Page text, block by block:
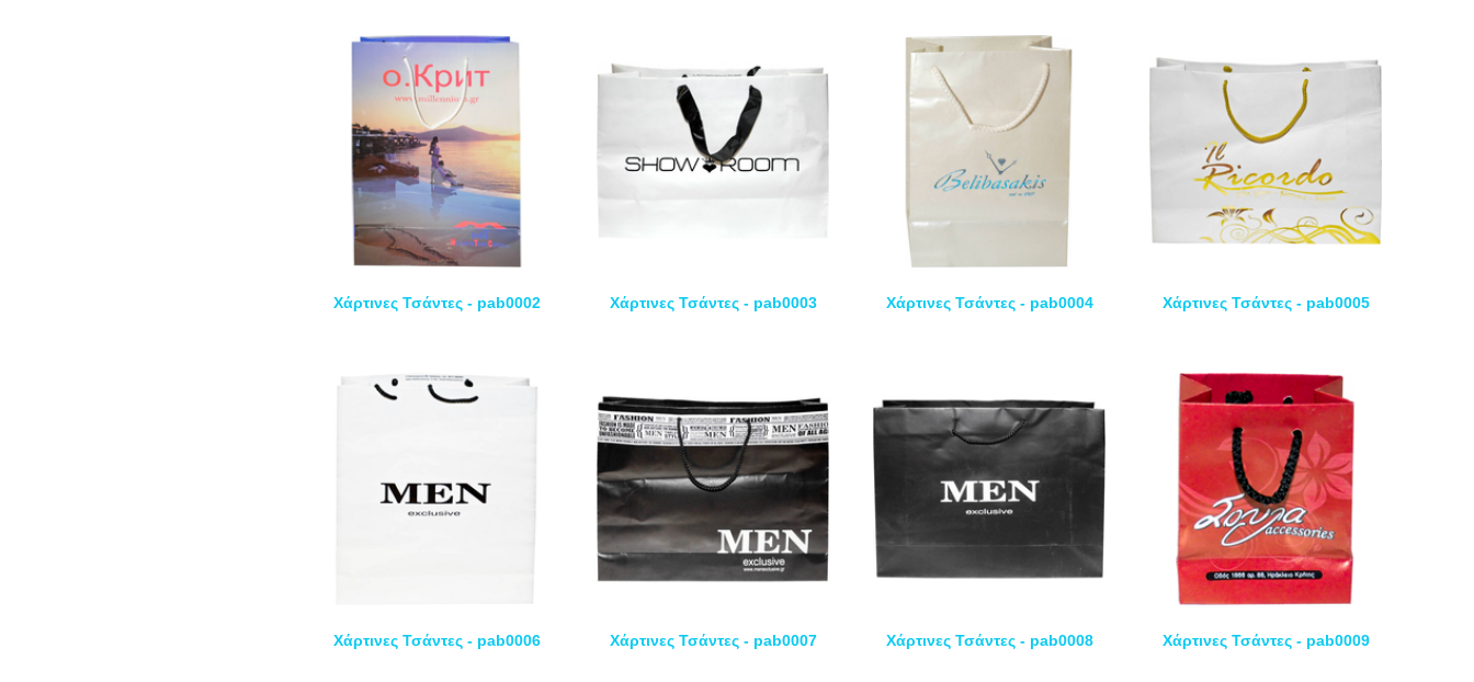
Χάρτινες Τσάντες - pab0002 Χάρτινες Τσάντες - pab0003 Χάρτινες Τσάντες - pab0004 Χάρτινες Τσάντες - pab0005
Χάρτινες Τσάντες - pab0006 Χάρτινες Τσάντες - pab0007 Χάρτινες Τσάντες - pab0008 Χάρτινες Τσάντες - pab0009